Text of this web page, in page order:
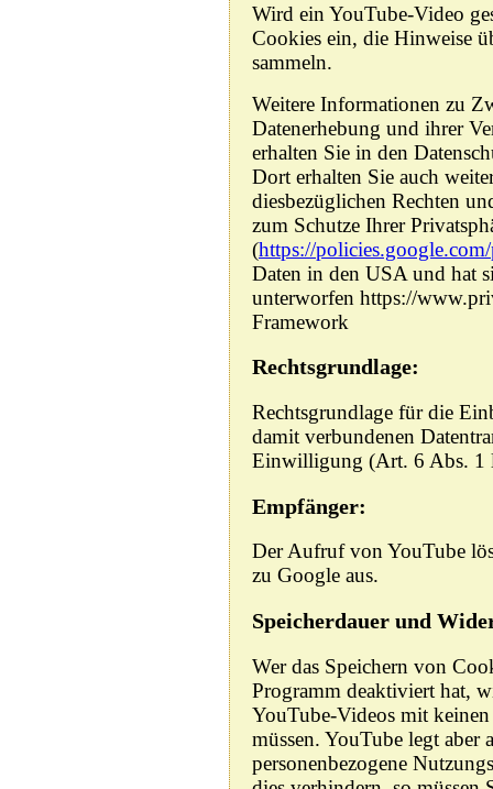
Wird ein YouTube-Video
Cookies ein, die Hinweise
sammeln.
Weitere Informationen zu
Datenerhebung und ihrer
erhalten Sie in den
Dort erhalten Sie auch
diesbezüglichen Rechten
zum Schutze Ihrer
(https://
Daten in den USA und hat
unterworfen https://
Framework
Rechtsgrundlage:
Rechtsgrundlage für die
damit verbundenen
Einwilligung (Art. 6 Abs. 1
Empfänger:
Der Aufruf von YouTube
zu Google aus.
Speicherdauer und
Wer das Speichern von
Programm deaktiviert hat,
YouTube-Videos mit
müssen. YouTube legt aber
personenbezogene